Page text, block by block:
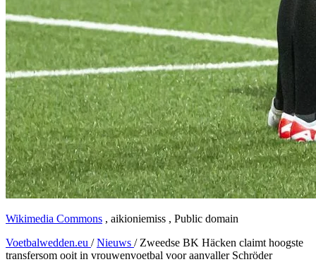
Wikimedia Commons , aikioniemiss , Public domain
Voetbalwedden.eu / Nieuws / Zweedse BK Häcken claimt hoogste
transfersom ooit in vrouwenvoetbal voor aanvaller Schröder